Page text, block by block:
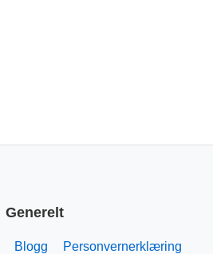
Generelt
Blogg Personvernerklæring